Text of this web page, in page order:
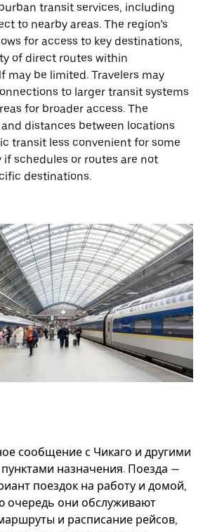
transit services, including
to nearby areas. The region’s
for access to key destinations,
of direct routes within
may be limited. Travelers may
to larger transit systems
for broader access. The
distances between locations
transit less convenient for some
schedules or routes are not
destinations.
сообщение с Чикаго и другими
назначения. Поезда —
поездок на работу и домой,
очередь они обслуживают
и расписание рейсов,